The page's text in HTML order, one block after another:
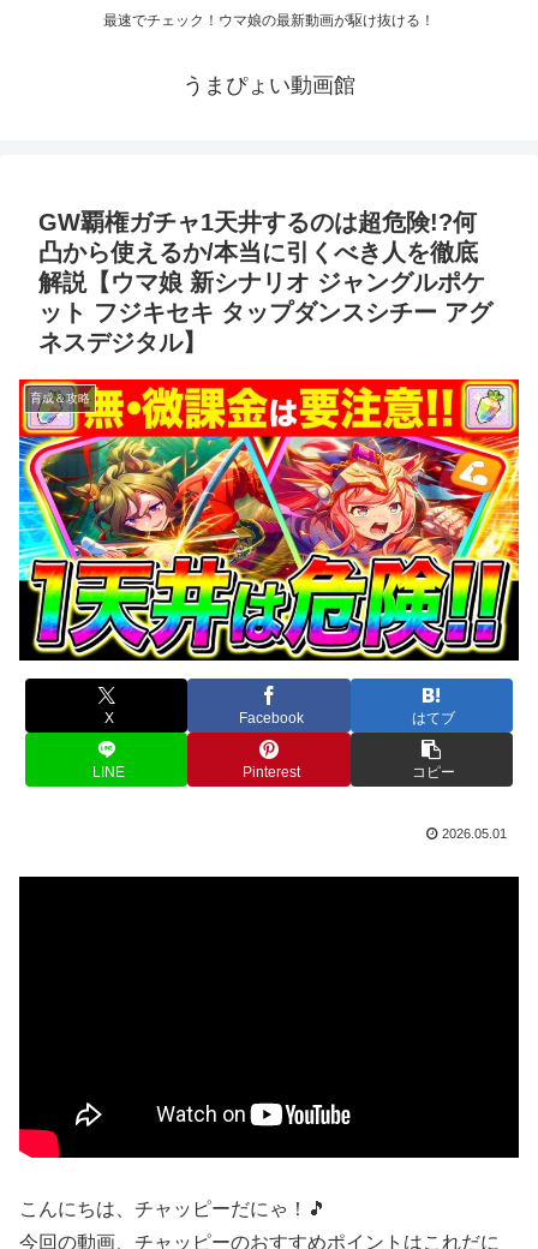
最速でチェック！ウマ娘の最新動画が駆け抜ける！
うまぴょい動画館
GW覇権ガチャ1天井するのは超危険!?何
凸から使えるか/本当に引くべき人を徹底
解説【ウマ娘 新シナリオ ジャングルポケ
ット フジキセキ タップダンスシチー アグ
ネスデジタル】
育成＆攻略
X Facebook はてブ
LINE Pinterest コピー
2026.05.01
こんにちは、チャッピーだにゃ！🎵
今回の動画、チャッピーのおすすめポイントはこれだに